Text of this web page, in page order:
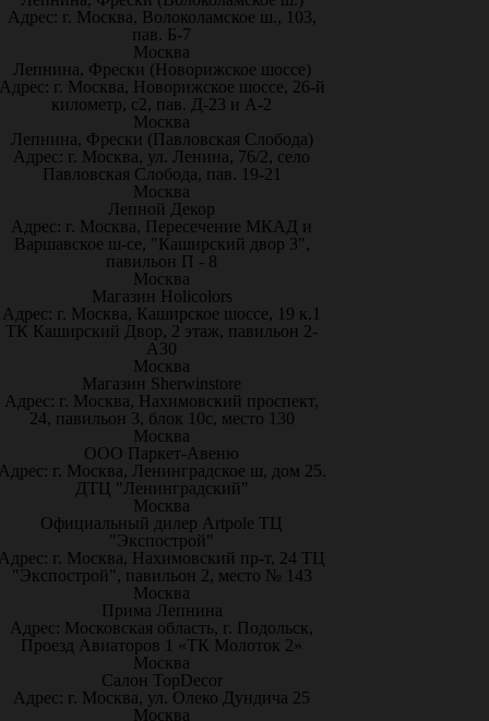
Адрес: г. Москва, Волоколамское ш., 103,
пав. Б-7
Москва
Лепнина, Фрески (Новорижское шоссе)
г. Москва, Новорижское шоссе, 26-й
километр, с2, пав. Д-23 и А-2
Москва
Лепнина, Фрески (Павловская Слобода)
Адрес: г. Москва, ул. Ленина, 76/2, село
Павловская Слобода, пав. 19-21
Москва
Лепной Декор
Адрес: г. Москва, Пересечение МКАД и
Варшавское ш-се, "Каширский двор 3",
павильон П - 8
Москва
Магазин Holicolors
Адрес: г. Москва, Каширское шоссе, 19 к.1
ТК Каширский Двор, 2 этаж, павильон 2-
А30
Москва
Магазин Sherwinstore
Адрес: г. Москва, Нахимовский проспект,
24, павильон 3, блок 10с, место 130
Москва
ООО Паркет-Авeню
г. Москва, Ленинградское ш, дом 25.
ДТЦ "Ленинградский"
Москва
Официальный дилер Artpole ТЦ
"Экспострой"
г. Москва, Нахимовский пр-т, 24 ТЦ
"Экспострой", павильон 2, место № 143
Москва
Прима Лепнина
Адрес: Московская область, г. Подольск,
Проезд Авиаторов 1 «ТК Молоток 2»
Москва
Салон TopDecor
Адрес: г. Москва, ул. Олеко Дундича 25
Москва